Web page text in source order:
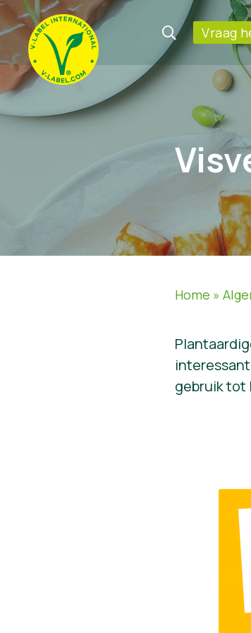
Vraag
Home »
gebruik tot